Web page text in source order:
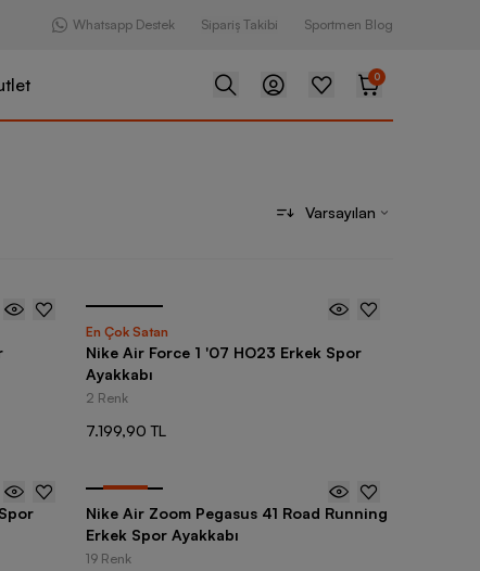
Whatsapp Destek Sipariş Takibi Sportmen Blog
0
Varsayılan
En Çok Satan
Nike Air Force 1 '07 HO23 Erkek Spor
Ayakkabı
2 Renk
7.199,90 TL
Nike Air Zoom Pegasus 41 Road Running
Erkek Spor Ayakkabı
19 Renk